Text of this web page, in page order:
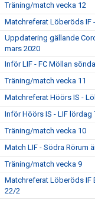
Träning/match vecka 12
Matchreferat Löberöds IF
Uppdatering gällande
mars 2020
Inför LIF - FC Möllan
Träning/match vecka 11
Matchreferat Höörs IS -
Inför Höörs IS - LIF lördag
Träning/match vecka 10
Match LIF - Södra Rörum
Träning/match vecka 9
Matchreferat Löberöds IF
22/2